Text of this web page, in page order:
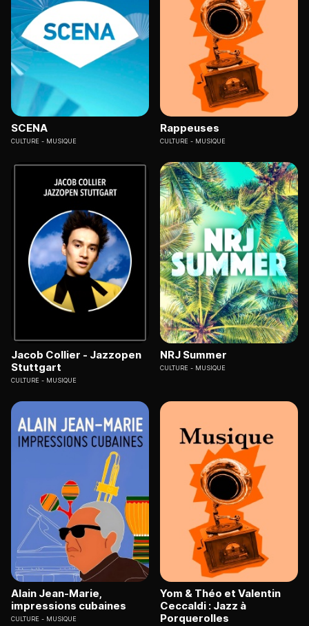
SCENA
CULTURE MUSIQUE
Rappeuses
CULTURE MUSIQUE
Jacob Collier - Jazzopen
Stuttgart
CULTURE MUSIQUE
NRJ Summer
CULTURE MUSIQUE
Alain Jean-Marie,
impressions cubaines
CULTURE MUSIQUE
Yom & Théo et Valentin
Ceccaldi : Jazz à
Porquerolles